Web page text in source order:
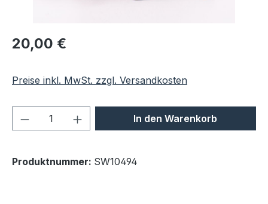
Regulärer Preis:
20,00 €
Preise inkl. MwSt. zzgl. Versandkosten
Produkt Anzahl: Gib denIn den Warenkorb
Produktnummer: SW10494